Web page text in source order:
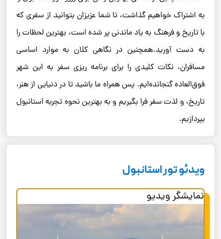
به اشتراک خواهیم گذاشت، تا شما عزیزان بتوانید از سفری که
با تاریخ و فرهنگ به یاد ماندنی پر شده است، بهترین لحظات را
به دست آورید.همچنین در نگاهی کلان به موارد اساسی
مسافران، نکات کلیدی را برای برنامه ‌ریزی سفر به این شهر
فوق‌العاده گنجانده‌ایم. پس همراه ما باشید تا در دنیایی از هنر،
تاریخ، و لذت سفر فرا بگیریم و به بهترین نحوه تجربه استانبول
بپردازیم.
ویدئو تور استانبول
نمایشگر ویدیو